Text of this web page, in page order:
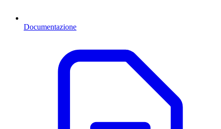
Documentazione